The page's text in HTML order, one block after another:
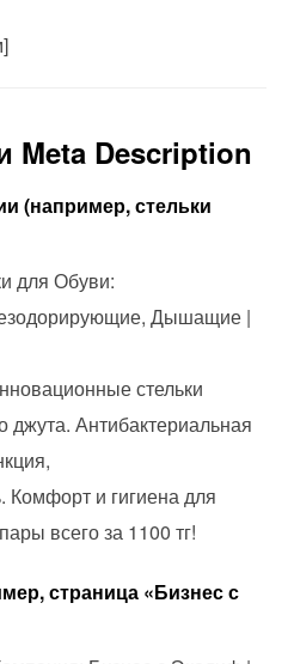
Meta Description
(например, стельки
для Обуви:
Дышащие |
стельки
джута. Антибактериальная
Комфорт и гигиена для
всего за 1100 тг!
страница «Бизнес с